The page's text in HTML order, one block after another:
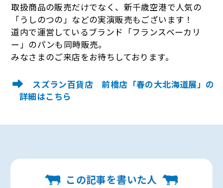
取扱商品の販売だけでなく、新千歳空港で人気の
「うしのつの」などの実演販売もございます！
道内で運営しているブランド「フランスベーカリ
ー」のパンも同時販売。
みなさまのご来店をお待ちしております。
スズラン百貨店 前橋店「春の大北海道展」の
詳細はこちら
この記事を書いた人